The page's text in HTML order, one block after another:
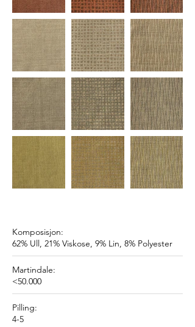
Komposisjon:
62% Ull, 21% Viskose, 9% Lin, 8% Polyester
Martindale:
<50.000
Pilling:
4-5